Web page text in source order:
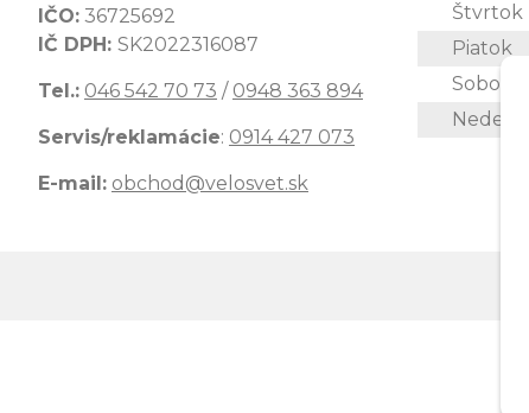
IČO: 36725692
IČ DPH: SK2022316087
Tel.: 046 542 70 73 / 0948 363 894
Servis/reklamácie: 0914 427 073
E-mail: obchod@velosvet.sk
Štvrtok
Piatok
Sobota
Nedeľa